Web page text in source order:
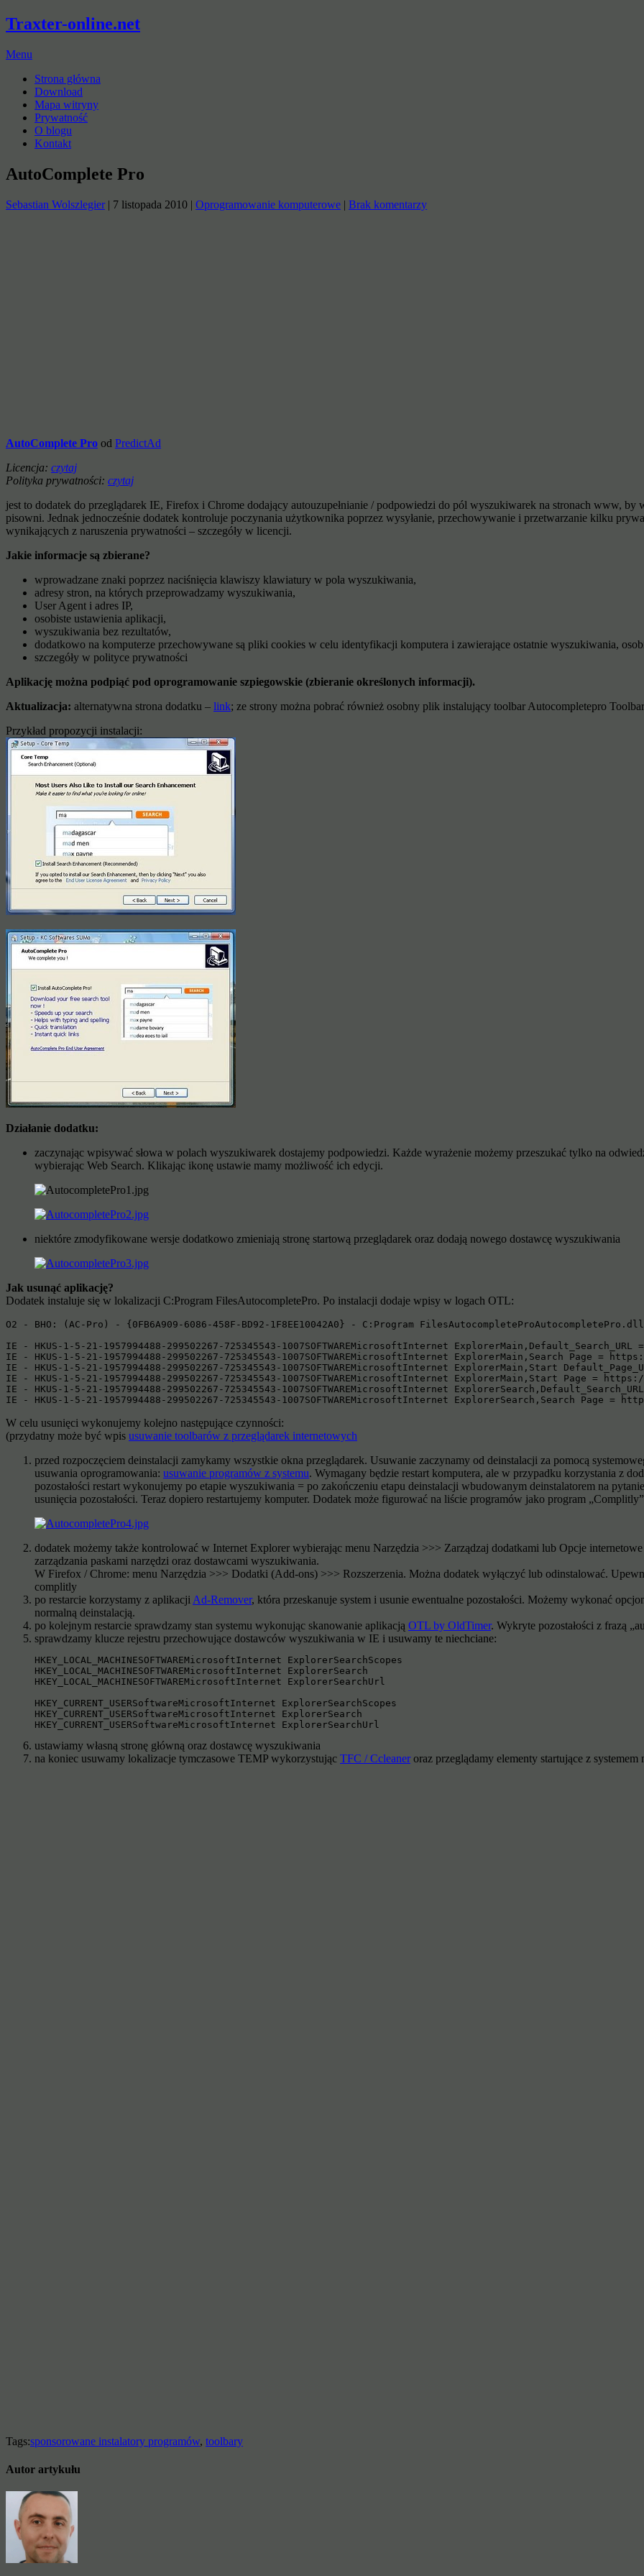
Traxter-online.net
Menu
Strona główna
Download
Mapa witryny
Prywatność
O blogu
Kontakt
AutoComplete Pro
Sebastian Wolszlegier| 7 listopada 2010 | Oprogramowanie komputerowe | Brak komentarzy
AutoComplete Pro od PredictAd
Licencja: czytaj
Polityka prywatności: czytaj
jest to dodatek do przeglądarek IE, Firefox i Chrome dodający autouzupełnianie / podpowiedzi do pól wyszukiwarek na stronach www, by
pisowni. Jednak jednocześnie dodatek kontroluje poczynania użytkownika poprzez wysyłanie, przechowywanie i przetwarzanie kilku
wynikających z naruszenia prywatności – szczegóły w licencji.
Jakie informacje są zbierane?
wprowadzane znaki poprzez naciśnięcia klawiszy klawiatury w pola wyszukiwania,
adresy stron, na których przeprowadzamy wyszukiwania,
User Agent i adres IP,
osobiste ustawienia aplikacji,
wyszukiwania bez rezultatów,
dodatkowo na komputerze przechowywane są pliki cookies w celu identyfikacji komputera i zawierające ostatnie wyszukiwania,
szczegóły w polityce prywatności
Aplikację można podpiąć pod oprogramowanie szpiegowskie (zbieranie określonych informacji).
Aktualizacja: alternatywna strona dodatku – link; ze strony można pobrać również osobny plik instalujący toolbar Autocompletepro
Przykład propozycji instalacji:
Działanie dodatku:
zaczynając wpisywać słowa w polach wyszukiwarek dostajemy podpowiedzi. Każde wyrażenie możemy przeszukać tylko na
wybierając Web Search. Klikając ikonę ustawie mamy możliwość ich edycji.
niektóre zmodyfikowane wersje dodatkowo zmieniają stronę startową przeglądarek oraz dodają nowego dostawcę wyszukiwania
Jak usunąć aplikację?
Dodatek instaluje się w lokalizacji C:Program FilesAutocompletePro. Po instalacji dodaje wpisy w logach OTL:
O2 - BHO: (AC-Pro) - {0FB6A909-6086-458F-BD92-1F8EE10042A0} - C:Program
IE - HKUS-1-5-21-1957994488-299502267-725345543-1007SOFTWAREMicrosoftInternet
IE - HKUS-1-5-21-1957994488-299502267-725345543-1007SOFTWAREMicrosoftInternet ExplorerMain,Search Page =
IE - HKUS-1-5-21-1957994488-299502267-725345543-1007SOFTWAREMicrosoftInternet ExplorerMain,Start
IE - HKUS-1-5-21-1957994488-299502267-725345543-1007SOFTWAREMicrosoftInternet ExplorerMain,Start Page =
IE - HKUS-1-5-21-1957994488-299502267-725345543-1007SOFTWAREMicrosoftInternet
IE - HKUS-1-5-21-1957994488-299502267-725345543-1007SOFTWAREMicrosoftInternet ExplorerSearch,Search Page =
W celu usunięci wykonujemy kolejno następujące czynności:
(przydatny może być wpis usuwanie toolbarów z przeglądarek internetowych
przed rozpoczęciem deinstalacji zamykamy wszystkie okna przeglądarek. Usuwanie zaczynamy od deinstalacji za pomocą
usuwania oprogramowania: usuwanie programów z systemu. Wymagany będzie restart komputera, ale w przypadku korzystania z
pozostałości restart wykonujemy po etapie wyszukiwania = po zakończeniu etapu deinstalacji wbudowanym deinstalatorem na
usunięcia pozostałości. Teraz dopiero restartujemy komputer. Dodatek może figurować na liście programów jako program
dodatek możemy także kontrolować w Internet Explorer wybierając menu Narzędzia >>> Zarządzaj dodatkami lub Opcje
zarządzania paskami narzędzi oraz dostawcami wyszukiwania.
W Firefox / Chrome: menu Narzędzia >>> Dodatki (Add-ons) >>> Rozszerzenia. Można dodatek wyłączyć lub odinstalować.
complitly
po restarcie korzystamy z aplikacji Ad-Remover, która przeskanuje system i usunie ewentualne pozostałości. Możemy wykonać
normalną deinstalacją.
po kolejnym restarcie sprawdzamy stan systemu wykonując skanowanie aplikacją OTL by OldTimer. Wykryte pozostałości z frazą
sprawdzamy klucze rejestru przechowujące dostawców wyszukiwania w IE i usuwamy te niechciane:
HKEY_LOCAL_MACHINESOFTWAREMicrosoftInternet ExplorerSearchScopes
HKEY_LOCAL_MACHINESOFTWAREMicrosoftInternet ExplorerSearch
HKEY_LOCAL_MACHINESOFTWAREMicrosoftInternet ExplorerSearchUrl
HKEY_CURRENT_USERSoftwareMicrosoftInternet ExplorerSearchScopes
HKEY_CURRENT_USERSoftwareMicrosoftInternet ExplorerSearch
HKEY_CURRENT_USERSoftwareMicrosoftInternet ExplorerSearchUrl
ustawiamy własną stronę główną oraz dostawcę wyszukiwania
na koniec usuwamy lokalizacje tymczasowe TEMP wykorzystując TFC / Ccleaneroraz przeglądamy elementy startujące z systemem
Tags:sponsorowane instalatory programów, toolbary
Autor artykułu